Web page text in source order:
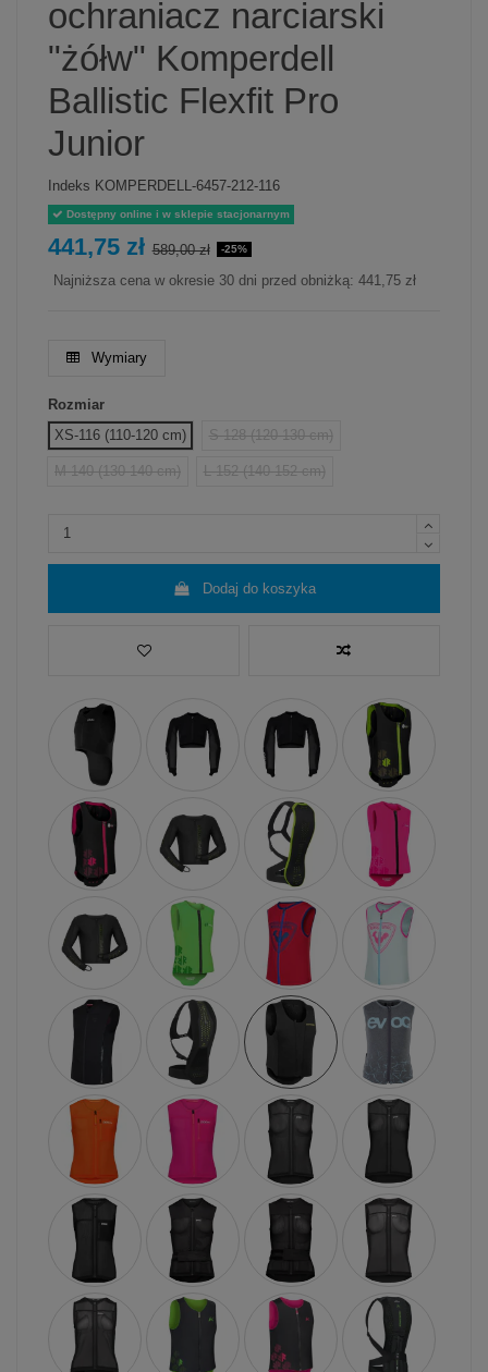
ochraniacz narciarski
"żółw" Komperdell
Ballistic Flexfit Pro
Junior
Indeks KOMPERDELL-6457-212-116
Dostępny online i w sklepie stacjonarnym
441,75 zł 589,00 zł -25%
Najniższa cena w okresie 30 dni przed obniżką: 441,75 zł
Wymiary
Rozmiar
XS-116 (110-120 cm)
S-128 (120-130 cm)
M-140 (130-140 cm) L-152 (140-152 cm)
Dodaj do koszyka